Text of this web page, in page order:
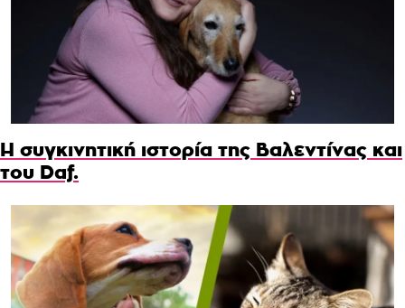
Η συγκινητική ιστορία της Βαλεντίνας και
του Daf.